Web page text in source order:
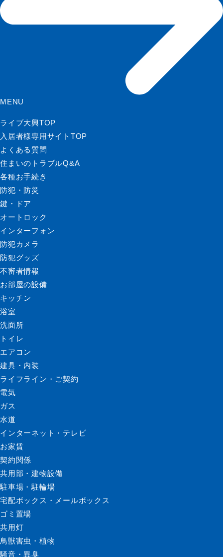
MENU
ライブ大興TOP
入居者様専用サイトTOP
よくある質問
住まいのトラブルQ&A
各種お手続き
防犯・防災
鍵・ドア
オートロック
インターフォン
防犯カメラ
防犯グッズ
不審者情報
お部屋の設備
キッチン
浴室
洗面所
トイレ
エアコン
建具・内装
ライフライン・ご契約
電気
ガス
水道
インターネット・テレビ
お家賃
契約関係
共用部・建物設備
駐車場・駐輪場
宅配ボックス・メールボックス
ゴミ置場
共用灯
鳥獣害虫・植物
騒音・異臭